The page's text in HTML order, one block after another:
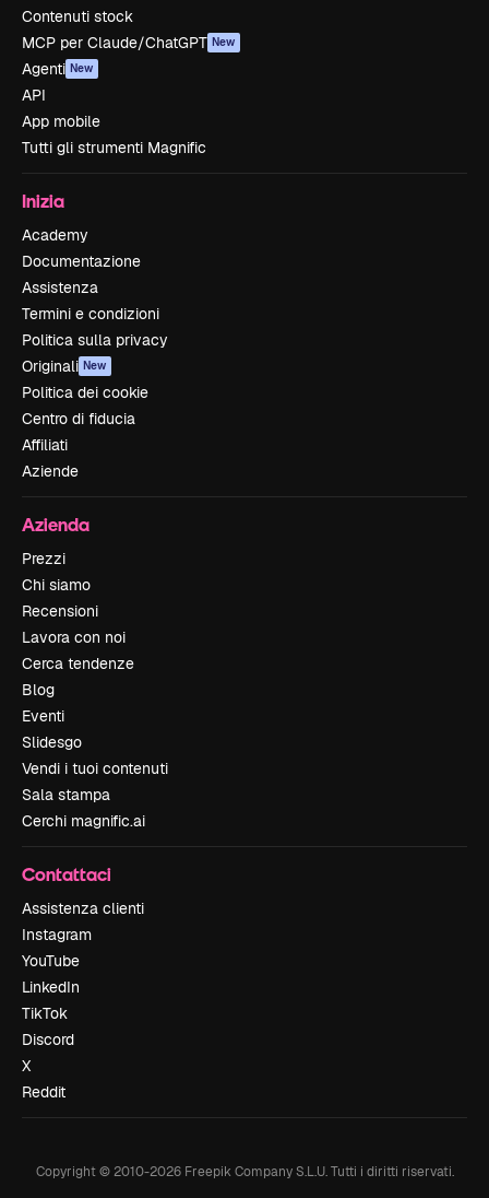
Contenuti stock
MCP per Claude/ChatGPT New
Agenti New
API
App mobile
Tutti gli strumenti Magnific
Inizia
Academy
Documentazione
Assistenza
Termini e condizioni
Politica sulla privacy
Originali New
Politica dei cookie
Centro di fiducia
Affiliati
Aziende
Azienda
Prezzi
Chi siamo
Recensioni
Lavora con noi
Cerca tendenze
Blog
Eventi
Slidesgo
Vendi i tuoi contenuti
Sala stampa
Cerchi magnific.ai
Contattaci
Assistenza clienti
Instagram
YouTube
LinkedIn
TikTok
Discord
X
Reddit
Copyright © 2010-2026Freepik Company S.L.U. Tutti i diritti riservati.